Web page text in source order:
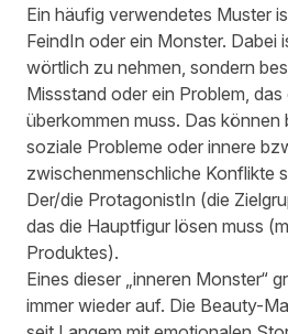
Ein häufig verwendetes Muster
FeindIn oder ein Monster. Dabei
wörtlich zu nehmen, sondern
Missstand oder ein Problem,
überkommen muss. Das können
soziale Probleme oder innere
zwischenmenschliche Konflikte
Der/die ProtagonistIn (die
das die Hauptfigur lösen muss
Produktes).
Eines dieser „inneren Monster“
immer wieder auf. Die Beauty-